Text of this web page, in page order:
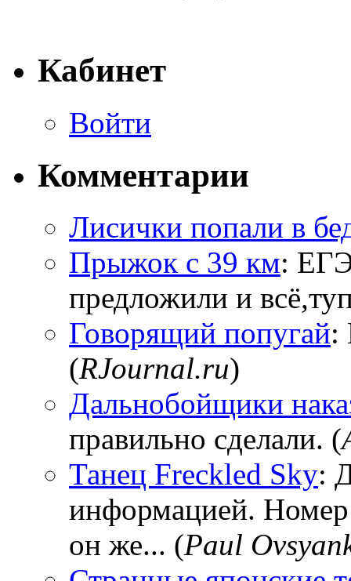
Кабинет
Войти
Комментарии
Лисички попали в
Прыжок с 39 км:
предложили и
Говорящий попугай:
(RJournal.ru)
Дальнобойщики
правильно сделали. (
Танец Freckled Sky:
информацией.
он же... (Paul